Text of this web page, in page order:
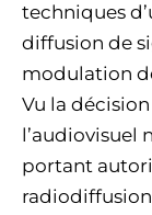
techniques
diffusion de
modulation
Vu la
l’audiovisuel
portant